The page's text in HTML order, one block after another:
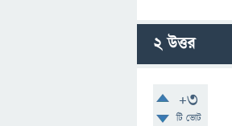
2উত্তর
+3
টি ভোট